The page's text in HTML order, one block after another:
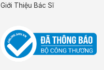
Giới Thiệu Bác Sĩ